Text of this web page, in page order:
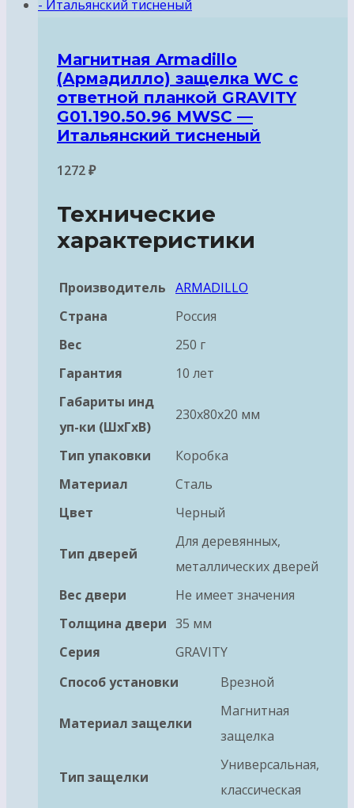
Магнитная Armadillo
(Армадилло) защелка WC с
ответной планкой GRAVITY
G01.190.50.96 MWSC —
Итальянский тисненый
1272₽
Технические
характеристики
Производитель ARMADILLO
Страна
Россия
Вес
250 г
Гарантия
10 лет
Габариты инд
уп-ки (ШхГхВ)
230x80x20 мм
Тип упаковки
Коробка
Материал
Сталь
Цвет
Черный
Тип дверей
Для деревянных,
металлических дверей
Вес двери
Не имеет значения
Толщина двери 35 мм
Серия
GRAVITY
Способ установки
Врезной
Материал защелки
Магнитная
защелка
Тип защелки
Универсальная,
классическая